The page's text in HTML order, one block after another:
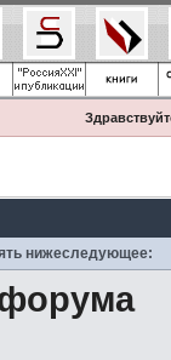
нижеследующее: